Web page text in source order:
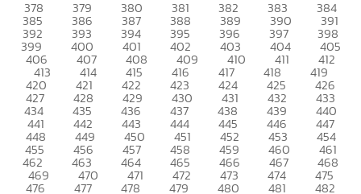
378 379 380 381 382 383 384
385 386 387 388 389 390 391
392 393 394 395 396 397 398
399 400 401 402 403 404 405
406 407 408 409 410 411 412
413 414 415 416 417 418 419
420 421 422 423 424 425 426
427 428 429 430 431 432 433
434 435 436 437 438 439 440
441 442 443 444 445 446 447
448 449 450 451 452 453 454
455 456 457 458 459 460 461
462 463 464 465 466 467 468
469 470 471 472 473 474 475
476 477 478 479 480 481 482